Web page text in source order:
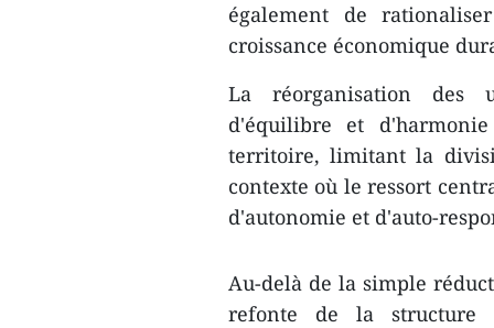
également de
croissance économique
La réorganisation des
d'équilibre et
territoire, limitant la
contexte où le ressort
d'autonomie et d'auto-
Au-delà de la simple
refonte de la structure